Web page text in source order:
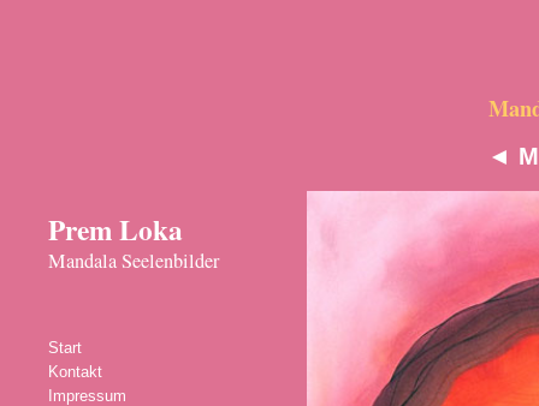
Prem Loka
Mandala Seelenbilder
Start
Kontakt
Impressum
◄